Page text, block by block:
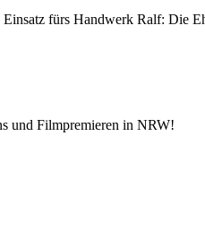
fürs Handwerk Ralf: Die
und Filmpremieren in NRW!